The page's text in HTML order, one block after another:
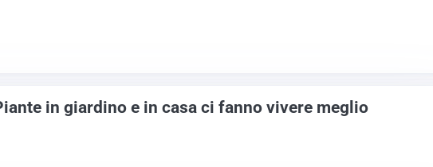
in giardino e in casa ci fanno vivere meglio